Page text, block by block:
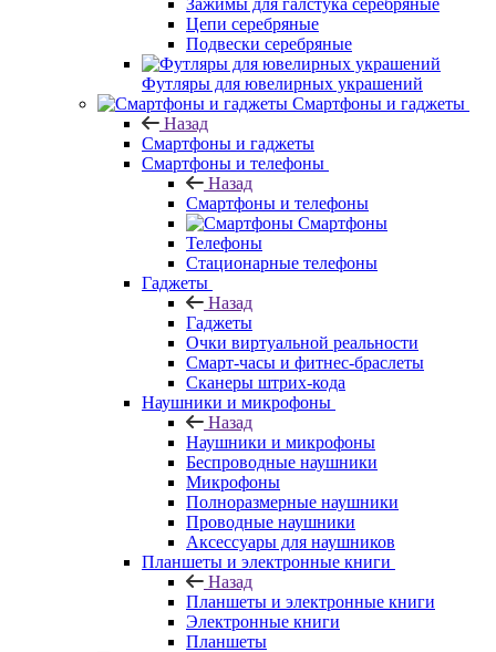
Зажимы для галстука серебряные
Цепи серебряные
Подвески серебряные
Футляры для ювелирных украшений
Смартфоны и гаджеты
Назад
Смартфоны и гаджеты
Смартфоны и телефоны
Назад
Смартфоны и телефоны
Смартфоны
Телефоны
Стационарные телефоны
Гаджеты
Назад
Гаджеты
Очки виртуальной реальности
Смарт-часы и фитнес-браслеты
Сканеры штрих-кода
Наушники и микрофоны
Назад
Наушники и микрофоны
Беспроводные наушники
Микрофоны
Полноразмерные наушники
Проводные наушники
Аксессуары для наушников
Планшеты и электронные книги
Назад
Планшеты и электронные книги
Электронные книги
Планшеты